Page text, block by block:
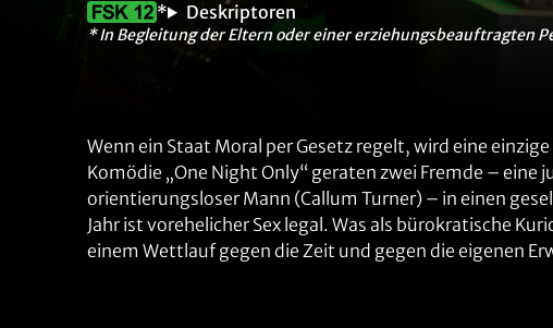
* Deskriptoren
* In Begleitung der Eltern oder einer erziehungsbeauftragten
Wenn ein Staat Moral per Gesetz regelt, wird eine
Komödie „One Night Only“ geraten zwei Fremde – eine
orientierungsloser Mann (Callum Turner) – in einen
Jahr ist vorehelicher Sex legal. Was als bürokratische
einem Wettlauf gegen die Zeit und gegen die eigenen